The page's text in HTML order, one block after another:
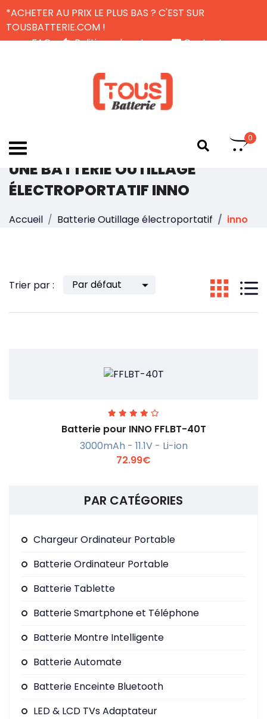
*ACHETER AU PRIX LE PLUS BAS ? C'EST SUR
TOUSBATTERIE.COM !
FAQ
Politique de retour
Contactez-nous
0
UNE BATTERIE OUTILLAGE
ÉLECTROPORTATIF INNO
Accueil Batterie Outillage électroportatif inno
Trier par :
En savoir +
Batterie pour INNO FFLBT-40T
3000mAh - 11.1V - Li-ion
72.99€
PAR CATÉGORIES
Chargeur Ordinateur Portable
Batterie Ordinateur Portable
Batterie Tablette
Batterie Smartphone et Téléphone
Batterie Montre Intelligente
Batterie Automate
Batterie Enceinte Bluetooth
LED & LCD TVs Adaptateur